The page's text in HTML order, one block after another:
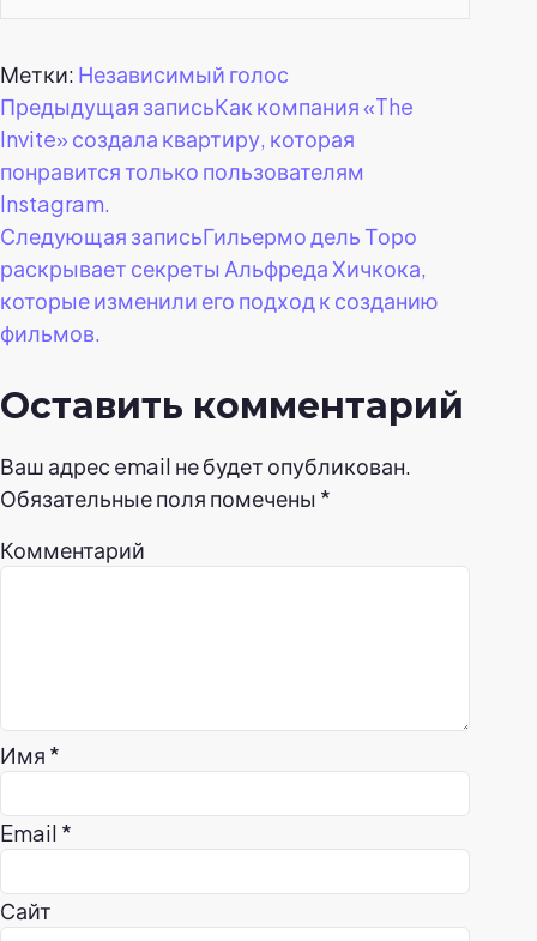
Метки: Независимый голос
Навигация
по
записям
Предыдущая записьКак компания «The
Invite» создала квартиру, которая
понравится только пользователям
Instagram.
Следующая записьГильермо дель Торо
раскрывает секреты Альфреда Хичкока,
которые изменили его подход к созданию
фильмов.
Оставить комментарий
Ваш адрес email не будет опубликован.
Обязательные поля помечены *
Комментарий
Имя *
Email *
Сайт